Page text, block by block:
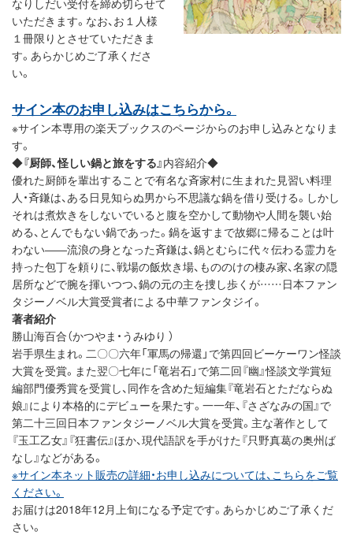
いただきます。なお、お１人様
１冊限りとさせていただきま
す。あらかじめご了承くださ
い。
サイン本のお申し込みはこちらから。
※サイン本専用の楽天ブックスのページからのお申し込みとなりま
す。
◆『厨師、怪しい鍋と旅をする』内容紹介◆
優れた厨師を輩出することで有名な斉家村に生まれた見習い料理
人・斉鎌は、ある日見知らぬ男から不思議な鍋を借り受ける。しかし
それは煮炊きをしないでいると腹を空かして動物や人間を襲い始
める、とんでもない鍋であった。鍋を返すまで故郷に帰ることは叶
わない――流浪の身となった斉鎌は、鍋とむらに代々伝わる霊力を
持った包丁を頼りに、戦場の飯炊き場、もののけの棲み家、名家の隠
居所などで腕を揮いつつ、鍋の元の主を捜し歩くが……日本ファン
タジーノベル大賞受賞者による中華ファンタジイ。
著者紹介
勝山海百合（かつやま・うみゆり ）
岩手県生まれ。二〇〇六年「軍馬の帰還」で第四回ビーケーワン怪談
大賞を受賞。また翌〇七年に「竜岩石」で第二回『幽』怪談文学賞短
編部門優秀賞を受賞し、同作を含めた短編集『竜岩石とただならぬ
娘』により本格的にデビューを果たす。一一年、『さざなみの国』で
第二十三回日本ファンタジーノベル大賞を受賞。主な著作として
『玉工乙女』『狂書伝』ほか、現代語訳を手がけた『只野真葛の奥州ば
なし』などがある。
※サイン本ネット販売の詳細・お申し込みについては、こちらをご覧
ください。
お届けは2018年12月上旬になる予定です。あらかじめご了承くだ
さい。